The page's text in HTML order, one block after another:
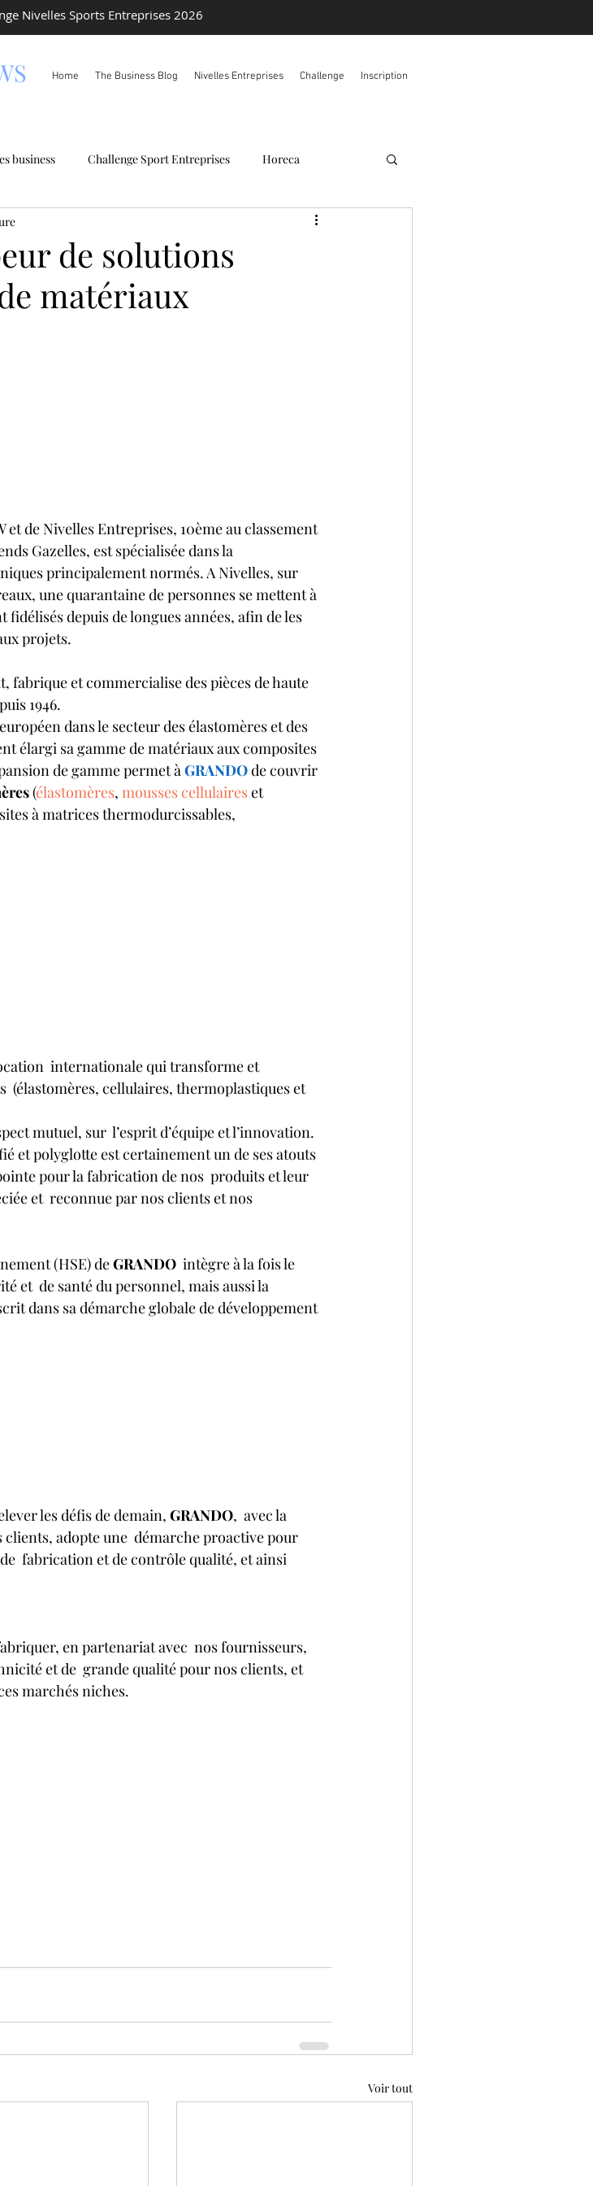
Nivelles Sports Entreprises 2026
Home The Business Blog Nivelles Entreprises Challenge Inscription
business Challenge Sport Entreprises Horeca
de solutions
matériaux
et de Nivelles Entreprises, 10ème au classement
Gazelles, est spécialisée dans la
principalement normés. A Nivelles, sur
une quarantaine de personnes se mettent à
depuis de longues années, afin de les
projets.
fabrique et commercialise des pièces de haute
1946.
dans le secteur des élastomères et des
élargi sa gamme de matériaux aux composites
de gamme permet à GRANDO de couvrir
(élastomères, mousses cellulaires et
à matrices thermodurcissables,
internationale qui transforme et
(élastomères, cellulaires, thermoplastiques et
mutuel, sur  l’esprit d’équipe et l’innovation.
et polyglotte est certainement un de ses atouts
pour la fabrication de nos  produits et leur
et  reconnue par nos clients et nos
(HSE) de GRANDO
  intègre à la fois le
et  de santé du personnel, mais aussi la
dans sa démarche globale de développement
les défis de demain, GRANDO,  avec la
adopte une  démarche proactive pour
fabrication et de contrôle qualité, et ainsi
en partenariat avec  nos fournisseurs,
et de  grande qualité pour nos clients, et
marchés niches.
Voir tout